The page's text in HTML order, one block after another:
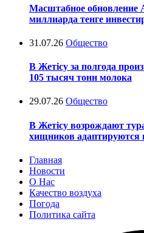
Масштабное обновление
миллиарда тенге
31.07.26 Общество
В Жетісу за полгода
105 тысяч тонн молока
29.07.26 Общество
В Жетісу возрождают
хищников адаптируются
Главная
Новости
О Нас
Качество воздуха
Погода
Политика сайта